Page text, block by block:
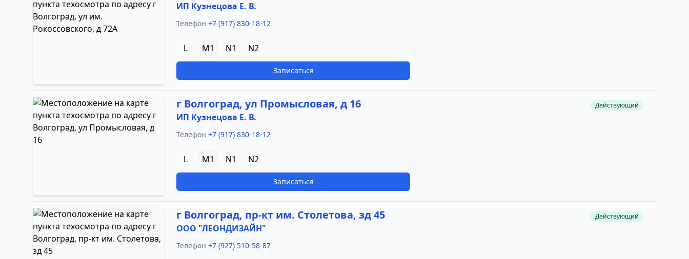
ИП Кузнецова Е. В.
Телефон +7 (917) 830-18-12
L M1 N1 N2
Записаться
г Волгоград, ул Промысловая, д 16
ИП Кузнецова Е. В.
Действующий
Телефон +7 (917) 830-18-12
L M1 N1 N2
Записаться
г Волгоград, пр-кт им. Столетова, зд 45
ООО "ЛЕОНДИЗАЙН"
Действующий
Телефон +7 (927) 510-58-87